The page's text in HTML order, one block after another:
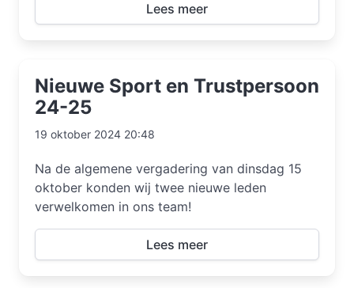
Lees meer
Nieuwe Sport en Trustpersoon
24-25
19 oktober 2024 20:48
Na de algemene vergadering van dinsdag 15
oktober konden wij twee nieuwe leden
verwelkomen in ons team!
Lees meer